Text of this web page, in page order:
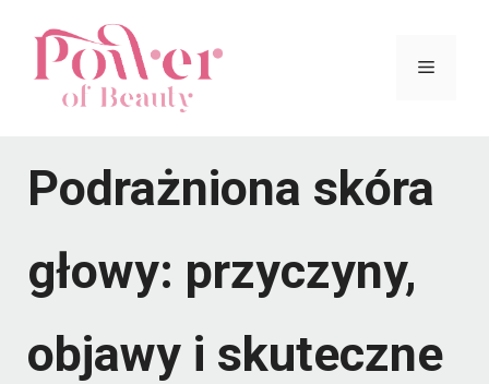
Menu
Podrażniona skóra
głowy: przyczyny,
objawy i skuteczne